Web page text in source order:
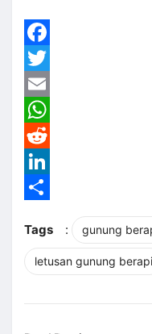
Facebook
Twitter
Email
WhatsApp
Reddit
LinkedIn
Tags
: gunung
letusan gunung berapi